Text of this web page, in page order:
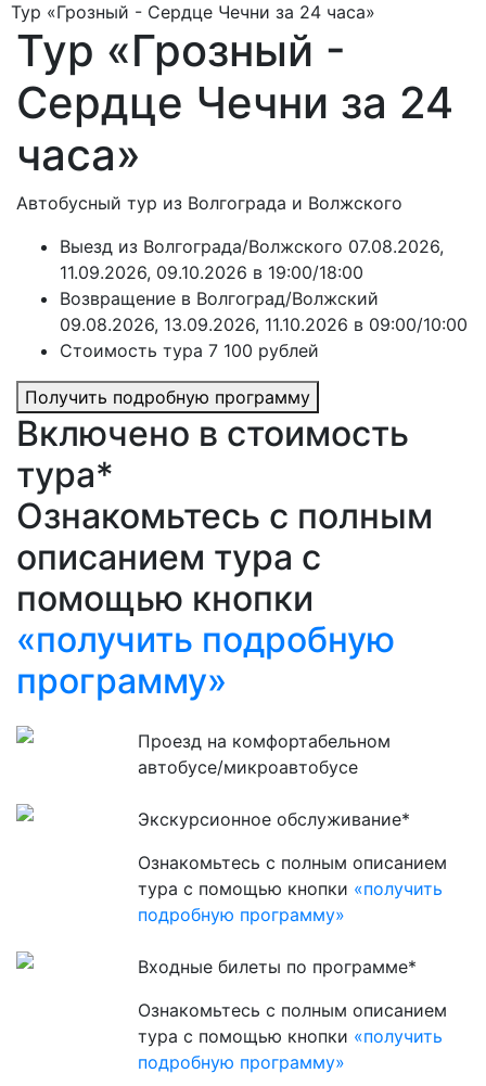
Тур «Грозный - Сердце Чечни за 24 часа»
Тур «Грозный -
Сердце Чечни за 24
часа»
Автобусный тур из Волгограда и Волжского
Выезд из Волгограда/Волжского 07.08.2026,
11.09.2026, 09.10.2026 в 19:00/18:00
Возвращение в Волгоград/Волжский
09.08.2026, 13.09.2026, 11.10.2026 в 09:00/10:00
Стоимость тура 7 100 рублей
Получить подробную программу
Включено в стоимость
тура*
Ознакомьтесь с полным
описанием тура с
помощью кнопки
«получить подробную
программу»
Проезд на комфортабельном
автобусе/микроавтобусе
Экскурсионное обслуживание*
Ознакомьтесь с полным описанием
тура с помощью кнопки «получить
подробную программу»
Входные билеты по программе*
Ознакомьтесь с полным описанием
тура с помощью кнопки «получить
подробную программу»